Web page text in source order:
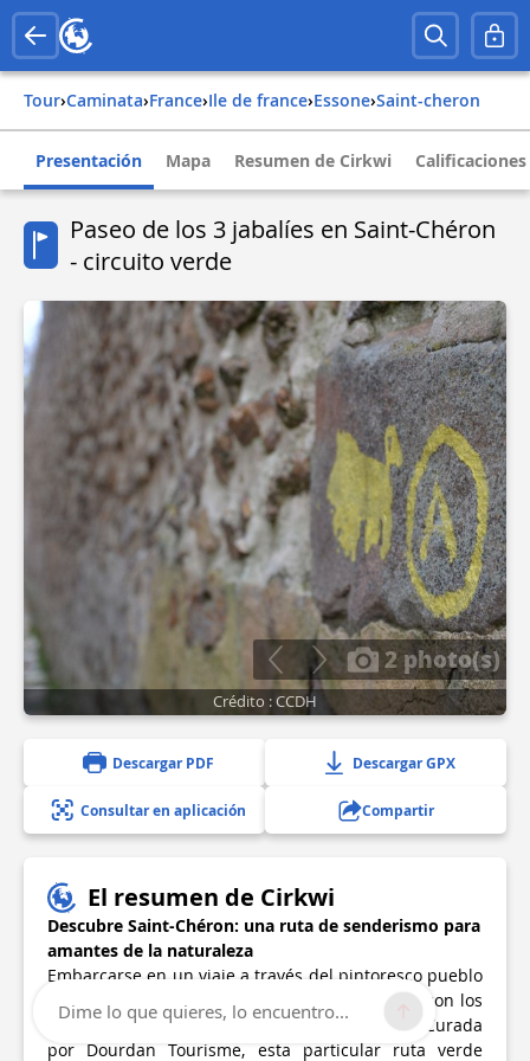
Tour› Caminata› france› ile de france› essone› saint-cheron
Presentación Mapa Resumen de Cirkwi
Paseo de los 3 jabalíes en Saint-Chéron
- circuito verde
2 photo(s)
Crédito : CCDH
Descargar PDF Descargar GPX
Consultar en aplicación Compartir
El resumen de Cirkwi
Descubre Saint-Chéron: una ruta de senderismo para
amantes de la naturaleza
Embarcarse en un viaje a través del pintoresco pueblo
de Saint-Chéron se convierte en una aventura con los
senderos guiados de la Balade des 3 sangliers. Curada
por Dourdan Tourisme, esta particular ruta verde
Dime lo que quieres, lo encuentro...